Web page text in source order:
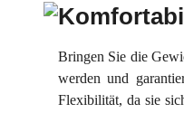
Bringen Sie die
werden und
Flexibilität, da sie